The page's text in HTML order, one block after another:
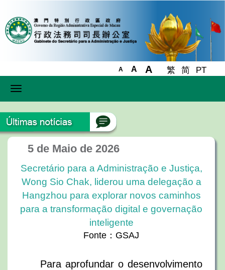
A A A 繁 简 PT
Toggle
navigation
5 de Maio de 2026
Secretário para a Administração e Justiça,
Wong Sio Chak, liderou uma delegação a
Hangzhou para explorar novos caminhos
para a transformação digital e governação
inteligente
Fonte：GSAJ
Para aprofundar o desenvolvimento